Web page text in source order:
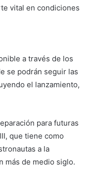
vital en condiciones
a través de los
se podrán seguir las
el lanzamiento,
para futuras
que tiene como
a la
más de medio siglo.